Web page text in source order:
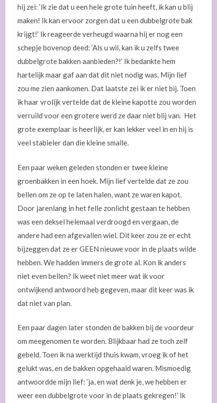
hij zei: ‘Ik zie dat u een hele grote tuin heeft, ik kan u blij
maken! Ik kan ervoor zorgen dat u een dubbelgrote bak
krijgt!’ Ik reageerde verheugd waarna hij er nog een
schepje bovenop deed: ‘Als u wil, kan ik u zelfs twee
dubbelgrote bakken aanbieden?!’ Ik bedankte hem
hartelijk maar gaf aan dat dit niet nodig was. Mijn lief
zou me zien aankomen. Dat laatste zei ik er niet bij. Toen
ik haar vrolijk vertelde dat de kleine kapotte zou worden
verruild voor een grotere werd ze daar niet blij van. Het
grote exemplaar is heerlijk, er kan lekker veel in en hij is
veel stabieler dan die kleine smalle.
Een paar weken geleden stonden er twee kleine
groenbakken in een hoek. Mijn lief vertelde dat ze zou
bellen om ze op te laten halen, want ze waren kapot.
Door jarenlang in het felle zonlicht gestaan te hebben
was een deksel helemaal verdroogd en vergaan, de
andere had een afgevallen wiel. Dit keer zou ze er echt
bijzeggen dat ze er GEEN nieuwe voor in de plaats wilde
hebben. We hadden immers de grote al. Kon ik anders
niet even bellen? Ik weet niet meer wat ik voor
ontwijkend antwoord heb gegeven, maar dit keer was ik
dat niet van plan.
Een paar dagen later stonden de bakken bij de voordeur
om meegenomen te worden. Blijkbaar had ze toch zelf
gebeld. Toen ik na werktijd thuis kwam, vroeg ik of het
gelukt was, en de bakken opgehaald waren. Mismoedig
antwoordde mijn lief: ‘ja, en wat denk je, we hebben er
weer een dubbelgrote voor in de plaats gekregen!’ Ik